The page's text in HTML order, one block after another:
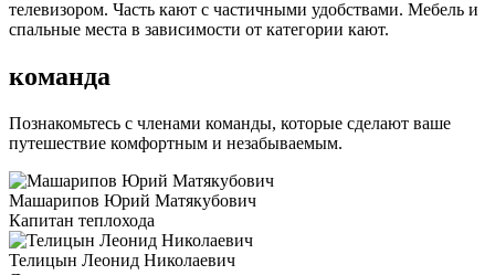
телевизором. Часть кают с частичными удобствами. Мебель и
спальные места в зависимости от категории кают.
команда
Познакомьтесь с членами команды, которые сделают ваше
путешествие комфортным и незабываемым.
Машарипов Юрий Матякубович
Капитан теплохода
Телицын Леонид Николаевич